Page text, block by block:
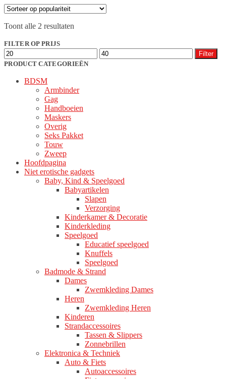
Toont alle 2 resultaten
FILTER OP PRIJS
Min.
prijs
Max.
prijs
Filter
PRODUCT CATEGORIEËN
BDSM
Armbinder
Gag
Handboeien
Maskers
Overig
Seks Pakket
Touw
Zweep
Hoofdpagina
Niet erotische gadgets
Baby, Kind & Speelgoed
Babyartikelen
Slapen
Verzorging
Kinderkamer & Decoratie
Kinderkleding
Speelgoed
Educatief speelgoed
Knuffels
Speelgoed
Badmode & Strand
Dames
Zwemkleding Dames
Heren
Zwemkleding Heren
Kinderen
Strandaccessoires
Tassen & Slippers
Zonnebrillen
Elektronica & Techniek
Auto & Fiets
Autoaccessoires